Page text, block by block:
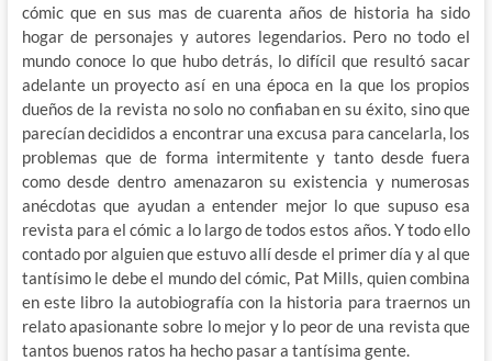
cómic que en sus mas de cuarenta años de historia ha sido
hogar de personajes y autores legendarios. Pero no todo el
mundo conoce lo que hubo detrás, lo difícil que resultó sacar
adelante un proyecto así en una época en la que los propios
dueños de la revista no solo no confiaban en su éxito, sino que
parecían decididos a encontrar una excusa para cancelarla, los
problemas que de forma intermitente y tanto desde fuera
como desde dentro amenazaron su existencia y numerosas
anécdotas que ayudan a entender mejor lo que supuso esa
revista para el cómic a lo largo de todos estos años. Y todo ello
contado por alguien que estuvo allí desde el primer día y al que
tantísimo le debe el mundo del cómic, Pat Mills, quien combina
en este libro la autobiografía con la historia para traernos un
relato apasionante sobre lo mejor y lo peor de una revista que
tantos buenos ratos ha hecho pasar a tantísima gente.